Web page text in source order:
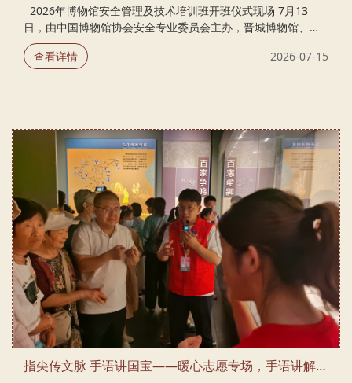
2026年博物馆安全管理及技术培训班开班仪式现场 7月13
日，由中国博物馆协会安全专业委员会主办，晋城博物馆、河
南博物院承办的2026年博物馆安全管理及技术培训班在山西晋
城召开。 国家文物局督察司安全监管一处处长刘柏良，中国博
晋城市政府副秘书长陈跃武主持。 刘柏良指出，文物安全是文
物工作的生命线、红线和底线，当下文博行业热度高涨，消防
安全、人员管控、极端天气、网络数据等多重安全风险交织叠
加，博物馆安全治理面临新考验。他强调，各文博单位要坚
持“安全第一、预防为主”核心...
查看详情 2026-07-15
指尖传文脉 手语讲国宝——暖心志愿专场，手语讲解员带听障朋友看懂中原国宝